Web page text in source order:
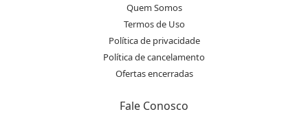
Quem Somos
Termos de Uso
Política de privacidade
Política de cancelamento
Ofertas encerradas
Fale Conosco